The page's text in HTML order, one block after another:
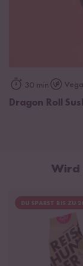
30 min
Dragon Roll
Wird
DU SPARST BIS ZU